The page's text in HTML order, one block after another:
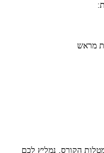
מראש
הקורס, נמליץ לכם